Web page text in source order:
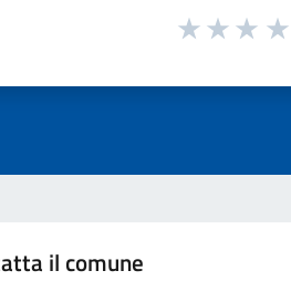
il comune